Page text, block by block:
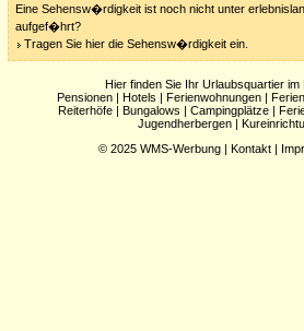
Eine Sehensw�rdigkeit ist noch nicht unter
aufgef�hrt?
Tragen Sie hier die Sehensw�rdigkeit ein.
Hier finden Sie Ihr Urlaubsquartier im
Pensionen| Hotels | Ferienwohnungen|
Reiterhöfe | Bungalows | Campingplätze |
Jugendherbergen |
© 2025 WMS-Werbung | Kontakt |